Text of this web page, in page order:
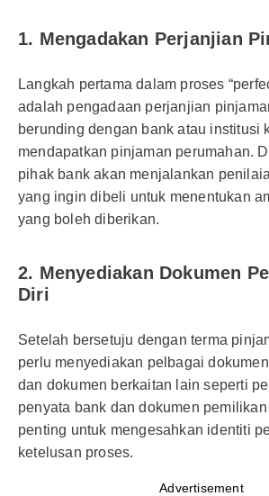
1. Mengadakan Perjanjian
Langkah pertama dalam proses
adalah pengadaan perjanjian
berunding dengan bank atau institusi
mendapatkan pinjaman perumahan.
pihak bank akan menjalankan
yang ingin dibeli untuk menentukan
yang boleh diberikan.
2. Menyediakan Dokumen
Diri
Setelah bersetuju dengan terma
perlu menyediakan pelbagai
dan dokumen berkaitan lain seperti
penyata bank dan dokumen
penting untuk mengesahkan identiti
ketelusan proses.
Advertisement